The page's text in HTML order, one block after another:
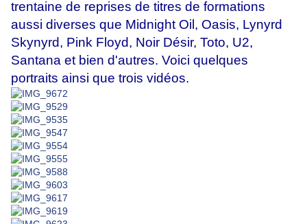
trentaine de reprises de titres de formations
aussi diverses que Midnight Oil, Oasis, Lynyrd
Skynyrd, Pink Floyd, Noir Désir, Toto, U2,
Santana et bien d'autres. Voici quelques
portraits ainsi que trois vidéos.